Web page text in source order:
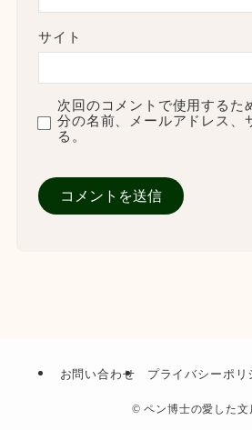
サイト
次回のコメントで使用するた
分の名前、メールアドレス、
る。
お問い合わせ プライバシーポリ
© ペン博士の愛した文